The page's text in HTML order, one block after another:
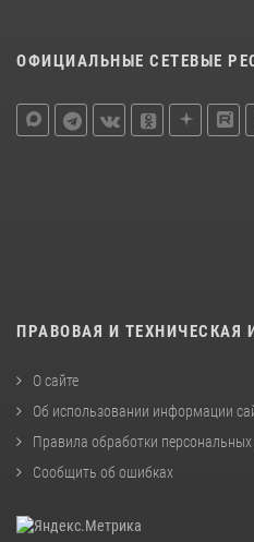
ОФИЦИАЛЬНЫЕ СЕТЕВЫЕ
ПРАВОВАЯ И ТЕХНИЧЕСКАЯ
О сайте
Об использовании информации
Правила обработки
Сообщить об ошибках